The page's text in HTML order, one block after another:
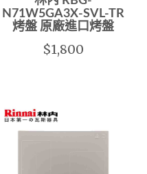
N71W5GA3X-SVL-TR
烤盤 原廠進口烤盤
$1,800